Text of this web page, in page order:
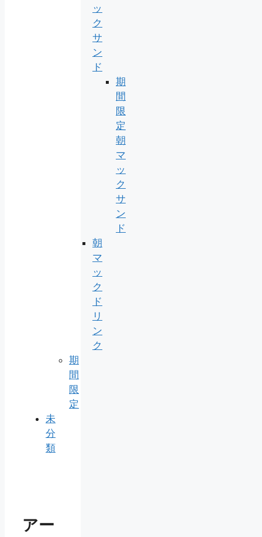
ッ
ク
サ
ン
ド
期
間
限
定
朝
マ
ッ
ク
サ
ン
ド
朝
マ
ッ
ク
ド
リ
ン
ク
期
間
限
定
未
分
類
アー